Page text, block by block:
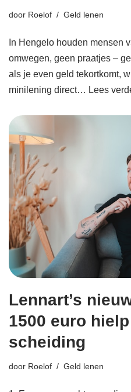
door Roelof Geld lenen
In Hengelo houden mensen
omwegen, geen praatjes –
als je even geld tekortkomt,
minilening direct… Lees
Lennart’s
1500 euro
scheiding
door Roelof Geld lenen